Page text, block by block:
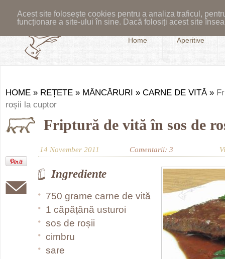
Acest site folosește cookies pentru a analiza traficul,
funcționare a site-ului în sine. Dacă folosiți acest site
Home Aperitive
HOME » REȚETE » MÂNCĂRURI » CARNE DE VITĂ »
roșii la cuptor
Friptură de vită în sos de
14 November 2011 Comentarii: 3
Ingrediente
750 grame carne de vită
1 căpățână usturoi
sos de roșii
cimbru
sare